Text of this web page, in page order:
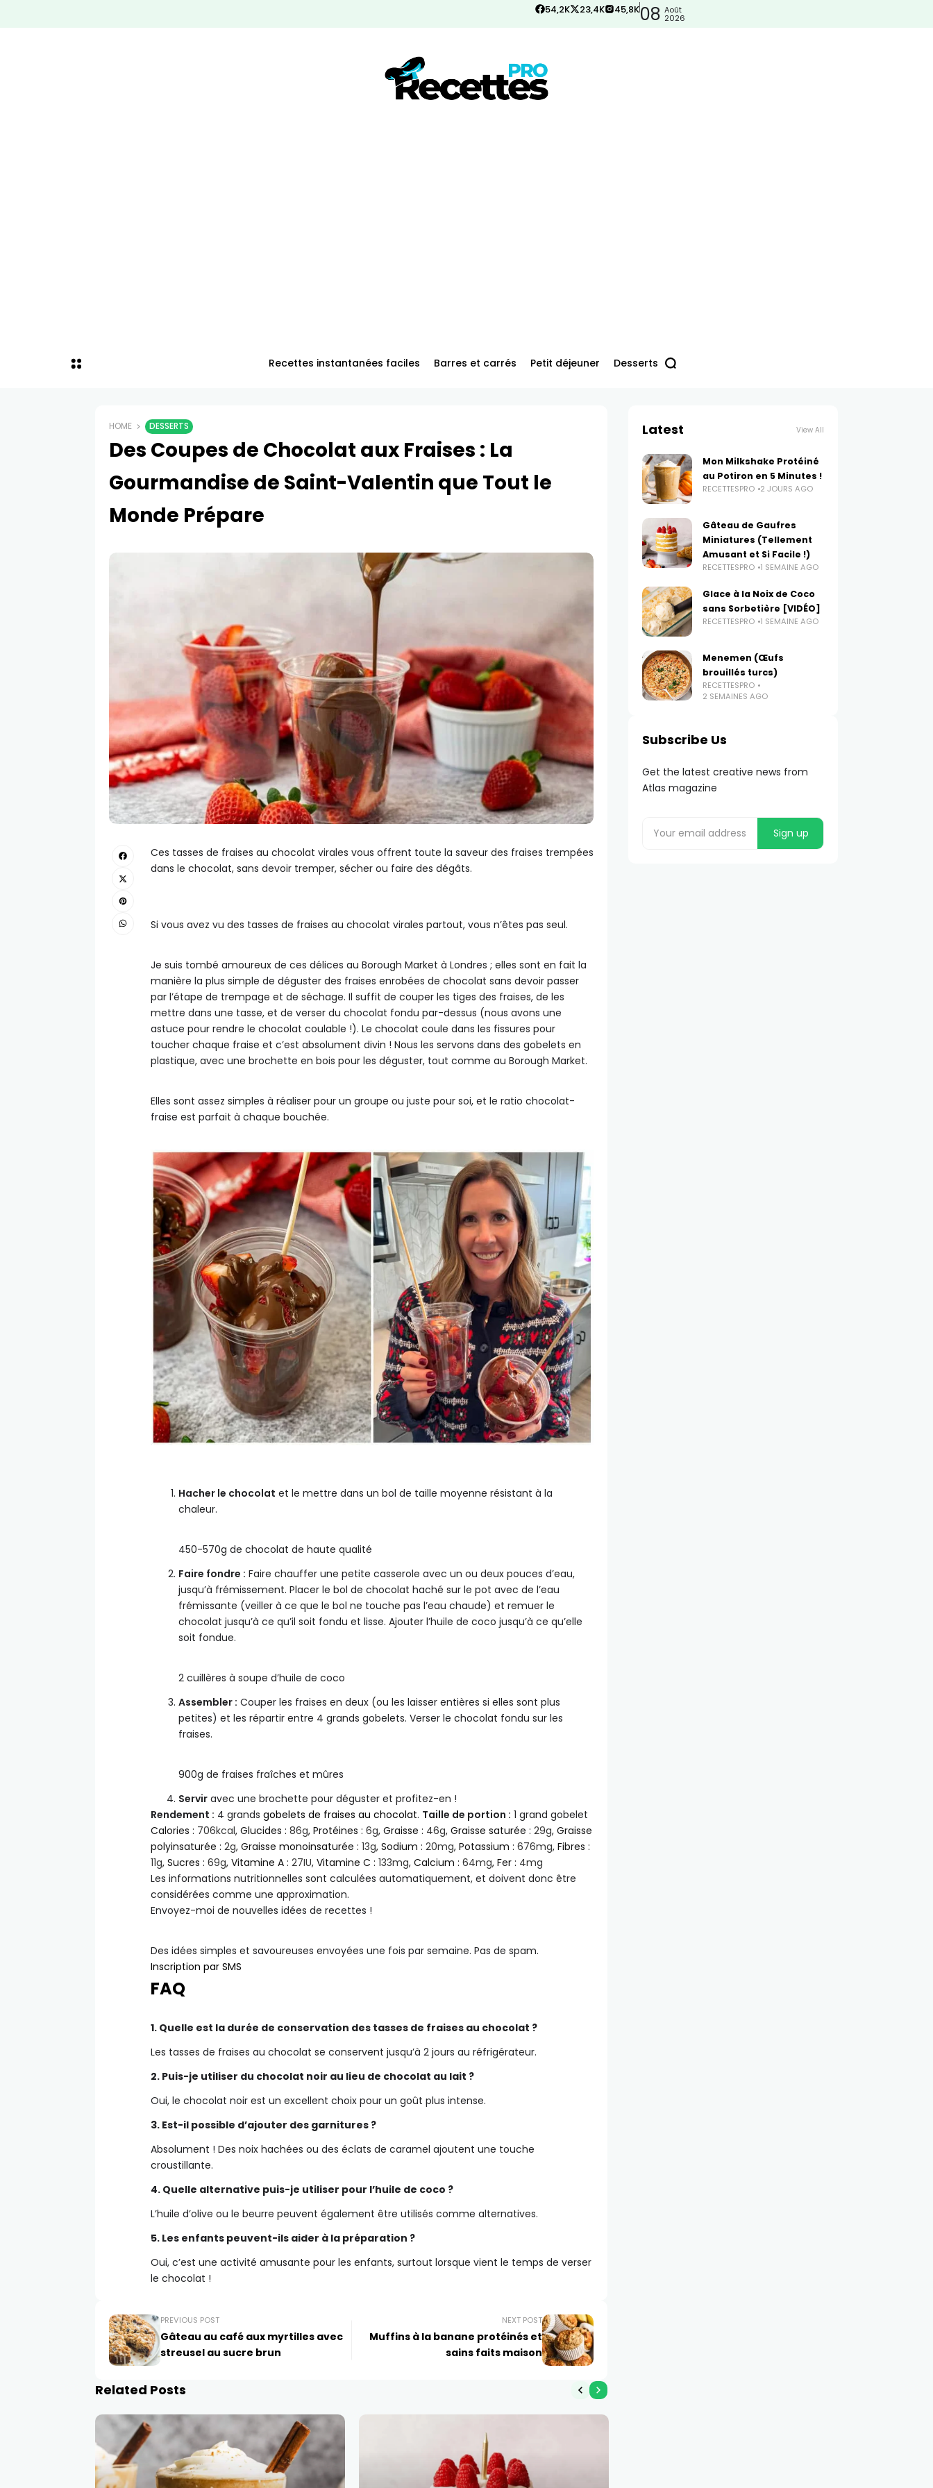
54,2K 23,4K 45,8K08 Août
2026
Recettes instantanées faciles Barres et carrés Petit déjeuner Desserts
HOME DESSERTS
Des Coupes de Chocolat aux Fraises : La
Gourmandise de Saint-Valentin que Tout le
Monde Prépare
Ces tasses de fraises au chocolat virales vous offrent toute la saveur des fraises trempées
dans le chocolat, sans devoir tremper, sécher ou faire des dégâts.
Si vous avez vu des tasses de fraises au chocolat virales partout, vous n’êtes pas seul.
Je suis tombé amoureux de ces délices au Borough Market à Londres ; elles sont en fait la
manière la plus simple de déguster des fraises enrobées de chocolat sans devoir passer
par l’étape de trempage et de séchage. Il suffit de couper les tiges des fraises, de les
mettre dans une tasse, et de verser du chocolat fondu par-dessus (nous avons une
astuce pour rendre le chocolat coulable !). Le chocolat coule dans les fissures pour
toucher chaque fraise et c’est absolument divin ! Nous les servons dans des gobelets en
plastique, avec une brochette en bois pour les déguster, tout comme au Borough Market.
Elles sont assez simples à réaliser pour un groupe ou juste pour soi, et le ratio chocolat-
fraise est parfait à chaque bouchée.
Hacher le chocolat et le mettre dans un bol de taille moyenne résistant à la
chaleur.
450-570g de chocolat de haute qualité
Faire fondre : Faire chauffer une petite casserole avec un ou deux pouces d’eau,
jusqu’à frémissement. Placer le bol de chocolat haché sur le pot avec de l’eau
frémissante (veiller à ce que le bol ne touche pas l’eau chaude) et remuer le
chocolat jusqu’à ce qu’il soit fondu et lisse. Ajouter l’huile de coco jusqu’à ce qu’elle
soit fondue.
2 cuillères à soupe d’huile de coco
Assembler : Couper les fraises en deux (ou les laisser entières si elles sont plus
petites) et les répartir entre 4 grands gobelets. Verser le chocolat fondu sur les
fraises.
900g de fraises fraîches et mûres
Servir avec une brochette pour déguster et profitez-en !
Rendement : 4 grands gobelets de fraises au chocolat. Taille de portion : 1 grand gobelet
Calories : 706kcal, Glucides : 86g, Protéines : 6g, Graisse : 46g, Graisse saturée : 29g, Graisse
polyinsaturée : 2g, Graisse monoinsaturée : 13g, Sodium : 20mg, Potassium : 676mg, Fibres :
11g, Sucres : 69g, Vitamine A : 27IU, Vitamine C : 133mg, Calcium : 64mg, Fer : 4mg
Les informations nutritionnelles sont calculées automatiquement, et doivent donc être
considérées comme une approximation.
Envoyez-moi de nouvelles idées de recettes !
Des idées simples et savoureuses envoyées une fois par semaine. Pas de spam.
Inscription par SMS
FAQ
1. Quelle est la durée de conservation des tasses de fraises au chocolat ?
Les tasses de fraises au chocolat se conservent jusqu’à 2 jours au réfrigérateur.
2. Puis-je utiliser du chocolat noir au lieu de chocolat au lait ?
Oui, le chocolat noir est un excellent choix pour un goût plus intense.
3. Est-il possible d’ajouter des garnitures ?
Absolument ! Des noix hachées ou des éclats de caramel ajoutent une touche
croustillante.
4. Quelle alternative puis-je utiliser pour l’huile de coco ?
L’huile d’olive ou le beurre peuvent également être utilisés comme alternatives.
5. Les enfants peuvent-ils aider à la préparation ?
Oui, c’est une activité amusante pour les enfants, surtout lorsque vient le temps de verser
le chocolat !
PREVIOUS POST
Gâteau au café aux myrtilles avec
streusel au sucre brun
NEXT POST
Muffins à la banane protéinés et
sains faits maison
Related Posts
Latest View All
Mon Milkshake Protéiné
au Potiron en 5 Minutes !
RECETTESPRO 2 JOURS AGO
Gâteau de Gaufres
Miniatures (Tellement
Amusant et Si Facile !)
RECETTESPRO 1 SEMAINE AGO
Glace à la Noix de Coco
sans Sorbetière [VIDÉO]
RECETTESPRO 1 SEMAINE AGO
Menemen (Œufs
brouillés turcs)
RECETTESPRO
2 SEMAINES AGO
Subscribe Us
Get the latest creative news from
Atlas magazine